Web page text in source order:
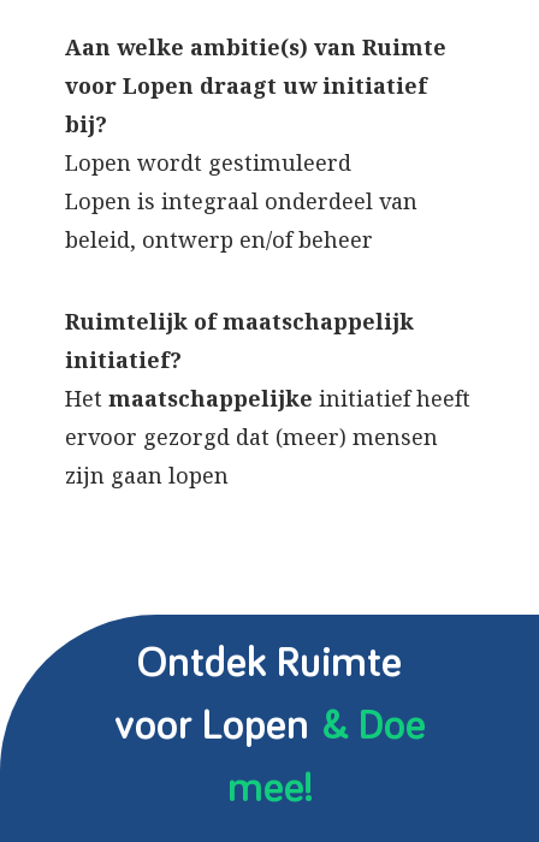
Aan welke ambitie(s) van Ruimte
voor Lopen draagt uw initiatief
bij?
Lopen wordt gestimuleerd
Lopen is integraal onderdeel van
beleid, ontwerp en/of beheer
Ruimtelijk of maatschappelijk
initiatief?
Het maatschappelijke initiatief heeft
ervoor gezorgd dat (meer) mensen
zijn gaan lopen
Ontdek Ruimte
voor Lopen & Doe
mee!